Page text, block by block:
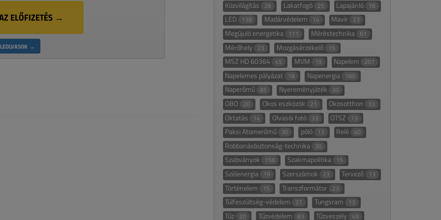
ELŐFIZETÉS →
→
Közvilágítás 26 Lakatfogó 25 Lapajánló 16
LED 138 Madárvédelem 14 Mavir 23
Megújuló energetika 111 Méréstechnika 61
Mérőhely 23 Mozgásérzékelő 15
MSZ HD 60364 45 MVM 19 Napelem 207
Napelemes pályázat 18 Napenergia 180
Naperőmű 85 Nyereményjáték 30
OBO 20 Okos eszközök 21 Okosotthon 33
Oktatás 14 Olvasói fotó 33 OTSZ 13
Paksi Atomerőmű 30 póló 13 Relé 40
Robbanásbiztonság-technika 30
Szabványok 158 Szakmapolitika 15
Szélenergia 19 Szerszámok 23 Tervező 13
Történelem 15 Transzformátor 23
Túlfeszültség-védelem 37 Tungsram 13
Tűz 20 Tűzvédelem 83 Tűzveszély 49